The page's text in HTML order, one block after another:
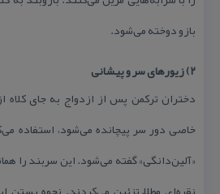
بازو دوخته می‌شود.
۲) زیورهای سر و پیشانی
دختران تركمن پس از ازدواج به جای
خاصی دور سر پیچانده می‌شود، استفاده
«آلین‌دانگی» گفته می‌شود. این سربند را